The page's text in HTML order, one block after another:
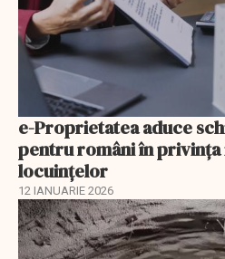
e-Proprietatea aduce
pentru români în
locuințelor
12 IANUARIE 2026